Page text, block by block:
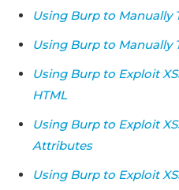
Using Burp to Manually
Using Burp to Manually
Using Burp to Exploit
HTML
Using Burp to Exploit
Attributes
Using Burp to Exploit